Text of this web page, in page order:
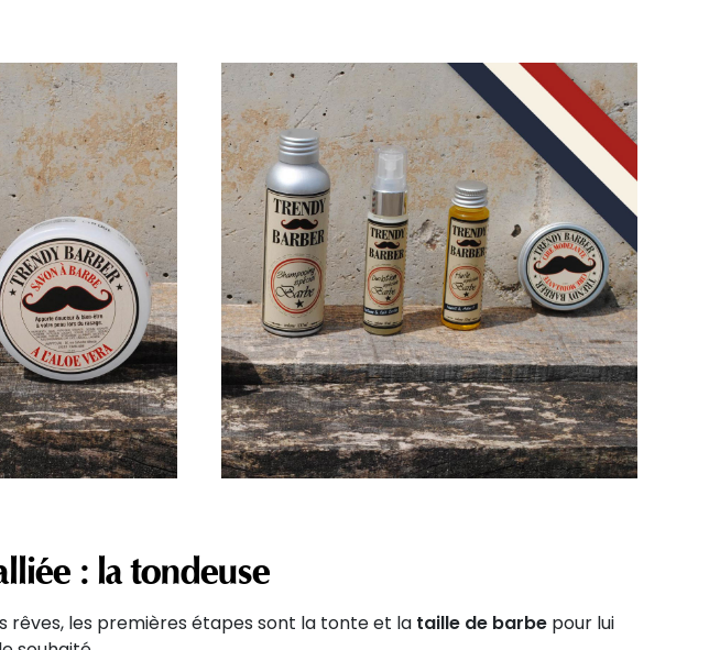
: la tondeuse
rêves, les premières étapes sont la tonte et la taille de barbepour lui